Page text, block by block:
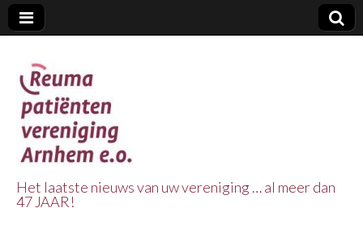
Het laatste nieuws van uw vereniging … al meer dan
47 JAAR!